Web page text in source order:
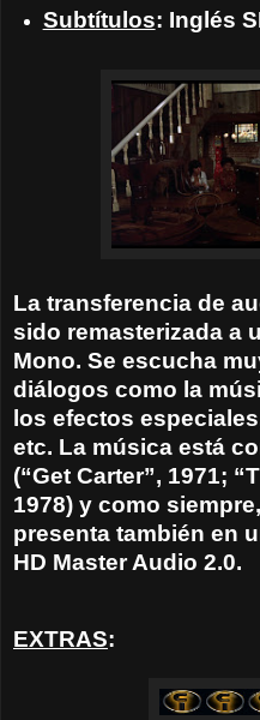
Subtítulos: Inglés
La transferencia de
sido remasterizada a
Mono. Se escucha
diálogos como la
los efectos
etc. La música está
(“Get Carter”, 1971;
1978) y como
presenta también en
HD Master Audio 2.0.
EXTRAS: